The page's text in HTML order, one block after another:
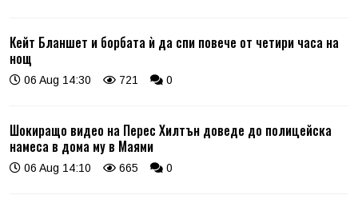
Кейт Бланшет и борбата ѝ да спи повече от четири часа на
нощ
06 Aug 14:30 721 0
Шокиращо видео на Перес Хилтън доведе до полицейска
намеса в дома му в Маями
06 Aug 14:10 665 0